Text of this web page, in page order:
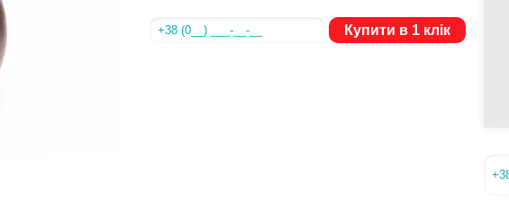
Купити в 1 клік